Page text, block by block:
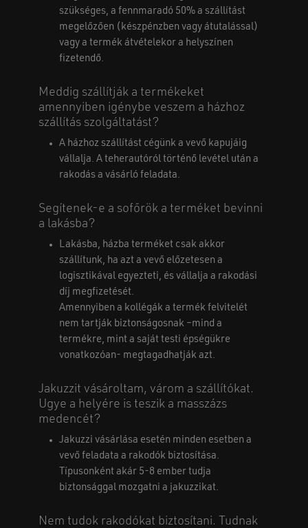
szükséges, a fennmaradó 50% a szállítást
megelőzően (készpénzben vagy átutalással)
vagy a termék átvételekor a helyszínen
fizetendő.
Meddig szállítják a termékeket
amennyiben igénybe veszem a házhoz
szállítás szolgáltatást?
A házhoz szállítást cégünk a vevő kapujáig
vállalja. A teherautóról történő levétel után a
rakodás a vásárló feladata.
Segítenek-e a sofőrök a terméket bevinni
a lakásba?
Lakásba, házba terméket csak akkor
szállítunk, ha azt a vevő előzetesen a
logisztikával egyezteti, és vállalja a rakodási
díj megfizetését.
Amennyiben a kollégák a termék felvitelét
nem tartják biztonságosnak –mind a
termékre, mint a saját testi épségükre
vonatkozóan- megtagadhatják azt.
Jakuzzit vásároltam, várom a szállítókat.
Ugye a helyére is teszik a masszázs
medencét?
Jakuzzi vásárlása esetén minden esetben a
vevő feladata a rakodók biztosítása.
Típusonként akár 5-8 ember tudja
biztonsággal mozgatni a jakuzzikat.
Nem tudok rakodókat biztosítani. Tudnak